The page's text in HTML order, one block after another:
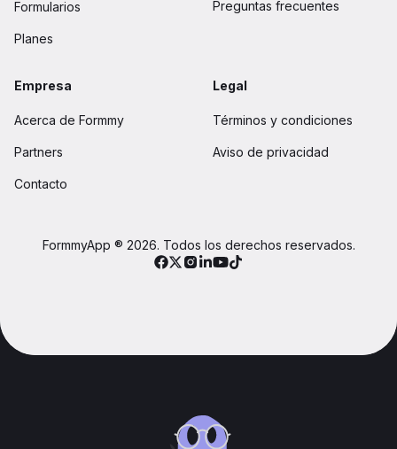
Formularios
Planes
Preguntas frecuentes
Empresa
Acerca de Formmy
Partners
Contacto
Legal
Términos y condiciones
Aviso de privacidad
FormmyApp ® 2026. Todos los derechos reservados.